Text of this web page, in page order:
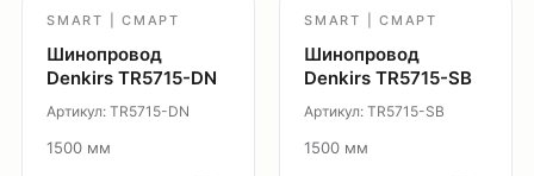
SMART | СМАРТ
Шинопровод
Denkirs TR5715-DN
Артикул: TR5715-DN
1500 мм
SMART | СМАРТ
Шинопровод
Denkirs TR5715-SB
Артикул: TR5715-SB
1500 мм
Профиль Smart ONE
Светильники Flex